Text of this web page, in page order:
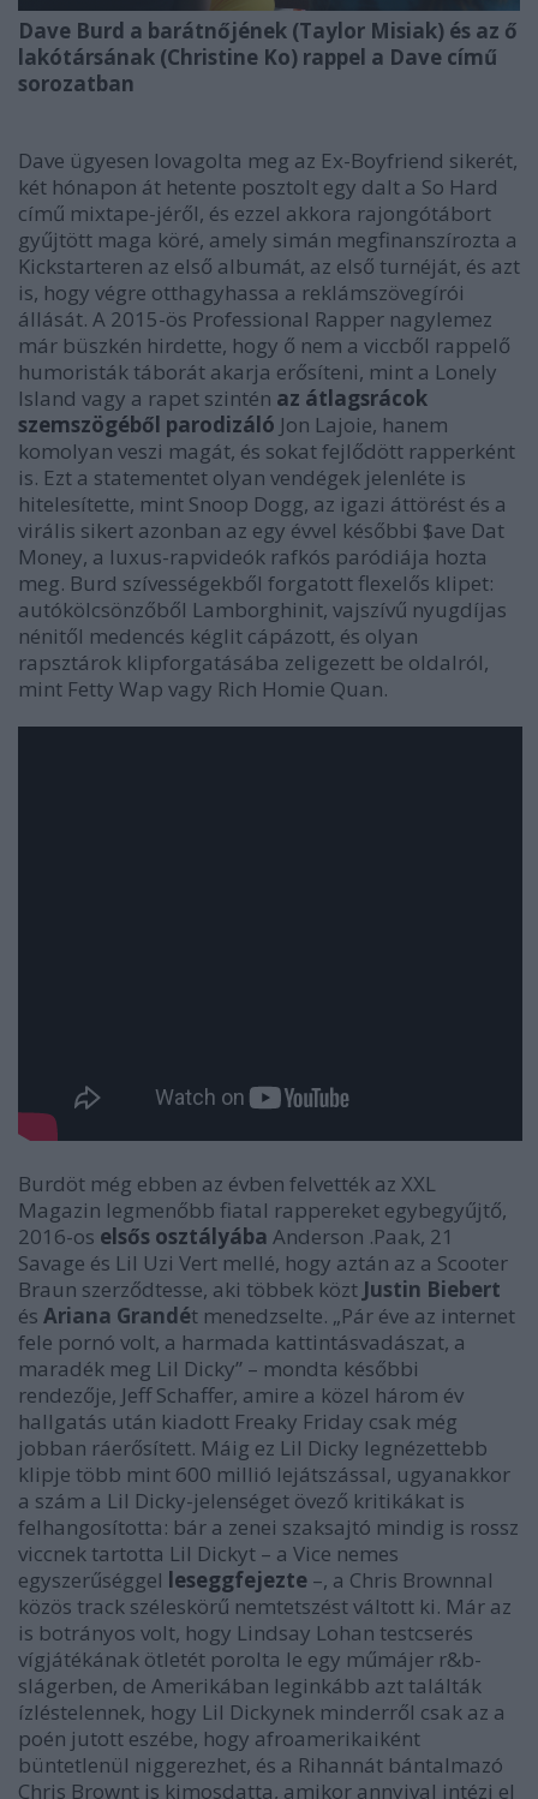
Dave Burd a barátnőjének (Taylor Misiak) és az ő
lakótársának (Christine Ko) rappel a Dave című
sorozatban
Dave ügyesen lovagolta meg az Ex-Boyfriend sikerét,
két hónapon át hetente posztolt egy dalt a So Hard
című mixtape-jéről, és ezzel akkora rajongótábort
gyűjtött maga köré, amely simán megfinanszírozta a
Kickstarteren az első albumát, az első turnéját, és azt
is, hogy végre otthagyhassa a reklámszövegírói
állását. A 2015-ös Professional Rapper nagylemez
már büszkén hirdette, hogy ő nem a viccből rappelő
humoristák táborát akarja erősíteni, mint a Lonely
Island vagy a rapet szintén az átlagsrácok
szemszögéből parodizáló Jon Lajoie, hanem
komolyan veszi magát, és sokat fejlődött rapperként
is. Ezt a statementet olyan vendégek jelenléte is
hitelesítette, mint Snoop Dogg, az igazi áttörést és a
virális sikert azonban az egy évvel későbbi $ave Dat
Money, a luxus-rapvideók rafkós paródiája hozta
meg. Burd szívességekből forgatott flexelős klipet:
autókölcsönzőből Lamborghinit, vajszívű nyugdíjas
nénitől medencés kéglit cápázott, és olyan
rapsztárok klipforgatásába zeligezett be oldalról,
mint Fetty Wap vagy Rich Homie Quan.
Burdöt még ebben az évben felvették az XXL
Magazin legmenőbb fiatal rappereket egybegyűjtő,
2016-os elsős osztályába Anderson .Paak, 21
Savage és Lil Uzi Vert mellé, hogy aztán az a Scooter
Braun szerződtesse, aki többek közt Justin Biebert
és Ariana Grandét menedzselte. „Pár éve az internet
fele pornó volt, a harmada kattintásvadászat, a
maradék meg Lil Dicky” – mondta későbbi
rendezője, Jeff Schaffer, amire a közel három év
hallgatás után kiadott Freaky Friday csak még
jobban ráerősített. Máig ez Lil Dicky legnézettebb
klipje több mint 600 millió lejátszással, ugyanakkor
a szám a Lil Dicky-jelenséget övező kritikákat is
felhangosította: bár a zenei szaksajtó mindig is rossz
viccnek tartotta Lil Dickyt – a Vice nemes
egyszerűséggel leseggfejezte –, a Chris Brownnal
közös track széleskörű nemtetszést váltott ki. Már az
is botrányos volt, hogy Lindsay Lohan testcserés
vígjátékának ötletét porolta le egy műmájer r&b-
slágerben, de Amerikában leginkább azt találták
ízléstelennek, hogy Lil Dickynek minderről csak az a
poén jutott eszébe, hogy afroamerikaiként
büntetlenül niggerezhet, és a Rihannát bántalmazó
Chris Brownt is kimosdatta, amikor annyival intézi el